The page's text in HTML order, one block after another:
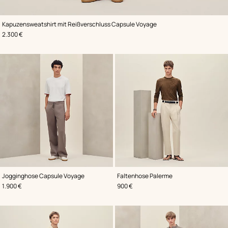
Kapuzensweatshirt mit Reißverschluss Capsule Voyage
,Farbe:
Grau
,Preis
2.300 €
Jogginghose Capsule Voyage
,Farbe:
Grau
,Preis
1.900 €
Faltenhose Palerme
,Farbe:
Beige/Natur
,Preis
900 €